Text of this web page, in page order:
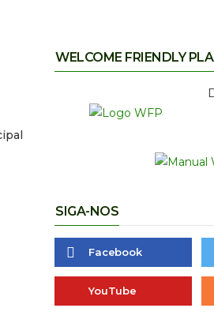
WELCOME FRIENDLY
SIGA-NOS
Facebook
YouTube